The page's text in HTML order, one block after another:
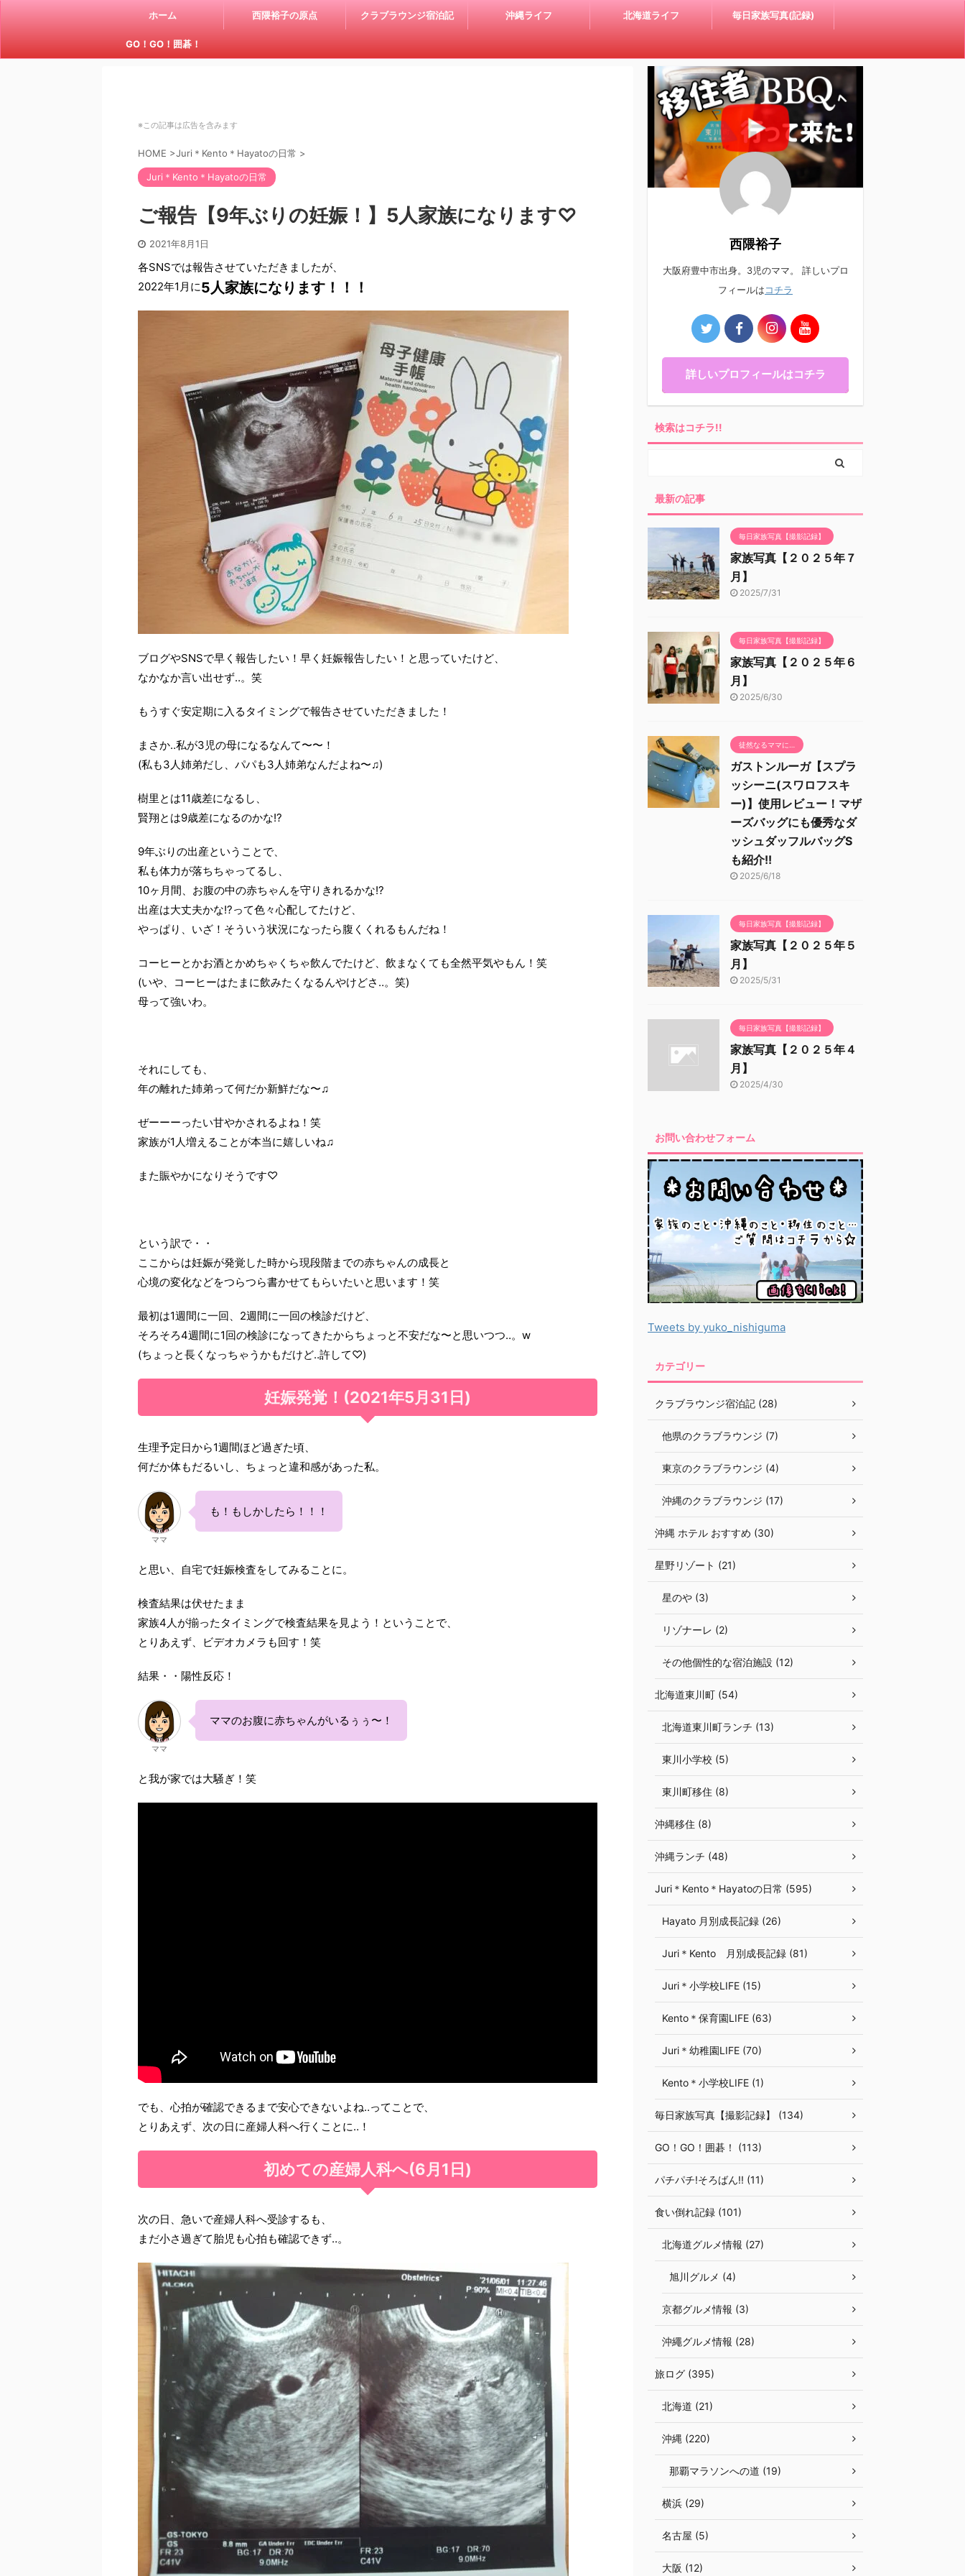
ホーム 西隈裕子の原点 クラブラウンジ宿泊記 沖縄ライフ 北海道ライフ 毎日家族写真(記録)
GO！GO！囲碁！
※この記事は広告を含みます
HOME >Juri＊Kento＊Hayatoの日常 >
Juri＊Kento＊Hayatoの日常
ご報告【9年ぶりの妊娠！】5人家族になります♡
2021年8月1日
各SNSでは報告させていただきましたが、
2022年1月に5人家族になります！！！
ブログやSNSで早く報告したい！早く妊娠報告したい！と思っていたけど、
なかなか言い出せず‥。笑
もうすぐ安定期に入るタイミングで報告させていただきました！
まさか‥私が3児の母になるなんて〜〜！
(私も3人姉弟だし、パパも3人姉弟なんだよね〜♫)
樹里とは11歳差になるし、
賢翔とは9歳差になるのかな!?
9年ぶりの出産ということで、
私も体力が落ちちゃってるし、
10ヶ月間、お腹の中の赤ちゃんを守りきれるかな!?
出産は大丈夫かな!?って色々心配してたけど、
やっぱり、いざ！そういう状況になったら腹くくれるもんだね！
コーヒーとかお酒とかめちゃくちゃ飲んでたけど、飲まなくても全然平気やもん！笑
(いや、コーヒーはたまに飲みたくなるんやけどさ‥。笑)
母って強いわ。
それにしても、
年の離れた姉弟って何だか新鮮だな〜♫
ぜーーーったい甘やかされるよね！笑
家族が1人増えることが本当に嬉しいね♫
また賑やかになりそうです♡
という訳で・・
ここからは妊娠が発覚した時から現段階までの赤ちゃんの成長と
心境の変化などをつらつら書かせてもらいたいと思います！笑
最初は1週間に一回、2週間に一回の検診だけど、
そろそろ4週間に1回の検診になってきたからちょっと不安だな〜と思いつつ‥。w
(ちょっと長くなっちゃうかもだけど‥許して♡)
妊娠発覚！(2021年5月31日)
生理予定日から1週間ほど過ぎた頃、
何だか体もだるいし、ちょっと違和感があった私。
ママ
も！もしかしたら！！！
と思い、自宅で妊娠検査をしてみることに。
検査結果は伏せたまま
家族4人が揃ったタイミングで検査結果を見よう！ということで、
とりあえず、ビデオカメラも回す！笑
結果・・陽性反応！
ママ
ママのお腹に赤ちゃんがいるぅぅ〜！
と我が家では大騒ぎ！笑
でも、心拍が確認できるまで安心できないよね‥ってことで、
とりあえず、次の日に産婦人科へ行くことに‥！
初めての産婦人科へ(6月1日)
次の日、急いで産婦人科へ受診するも、
まだ小さ過ぎて胎児も心拍も確認できず‥。
西隈裕子
大阪府豊中市出身。3児のママ。 詳しいプロ
フィールは コチラ
詳しいプロフィールはコチラ
検索はコチラ!!
最新の記事
毎日家族写真【撮影記録】
家族写真【２０２５年７
月】
2025/7/31
毎日家族写真【撮影記録】
家族写真【２０２５年６
月】
2025/6/30
徒然なるママに…
ガストンルーガ【スプラ
ッシーニ(スワロフスキ
ー)】使用レビュー！マザ
ーズバッグにも優秀なダ
ッシュダッフルバッグS
も紹介!!
2025/6/18
毎日家族写真【撮影記録】
家族写真【２０２５年５
月】
2025/5/31
毎日家族写真【撮影記録】
家族写真【２０２５年４
月】
2025/4/30
お問い合わせフォーム
Tweets by yuko_nishiguma
カテゴリー
クラブラウンジ宿泊記 (28)
他県のクラブラウンジ (7)
東京のクラブラウンジ (4)
沖縄のクラブラウンジ (17)
沖縄 ホテル おすすめ (30)
星野リゾート (21)
星のや (3)
リゾナーレ (2)
その他個性的な宿泊施設 (12)
北海道東川町 (54)
北海道東川町ランチ (13)
東川小学校 (5)
東川町移住 (8)
沖縄移住 (8)
沖縄ランチ (48)
Juri＊Kento＊Hayatoの日常 (595)
Hayato 月別成長記録 (26)
Juri＊Kento 月別成長記録 (81)
Juri＊小学校LIFE (15)
Kento＊保育園LIFE (63)
Juri＊幼稚園LIFE (70)
Kento＊小学校LIFE (1)
毎日家族写真【撮影記録】 (134)
GO！GO！囲碁！ (113)
パチパチ!そろばん!! (11)
食い倒れ記録 (101)
北海道グルメ情報 (27)
旭川グルメ (4)
京都グルメ情報 (3)
沖繩グルメ情報 (28)
旅ログ (395)
北海道 (21)
沖縄 (220)
那覇マラソンへの道 (19)
横浜 (29)
名古屋 (5)
大阪 (12)